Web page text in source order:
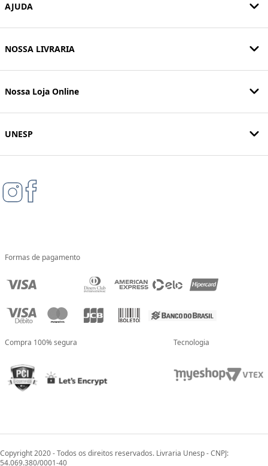
AJUDA
NOSSA LIVRARIA
Nossa Loja Online
UNESP
Formas de pagamento
Compra 100% segura Tecnologia
Copyright 2020 - Todos os direitos reservados. Livraria Unesp - CNPJ:
54.069.380/0001-40